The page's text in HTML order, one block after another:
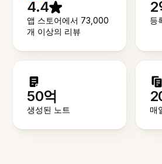
4.4
앱 스토어에서 73,000
개 이상의 리뷰
2
등
50억
생성된 노트 매